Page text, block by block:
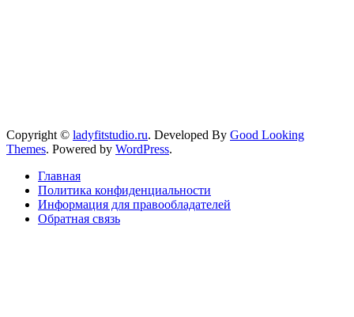
Copyright © ladyfitstudio.ru. Developed By Good Looking
Themes. Powered by WordPress.
Главная
Политика конфиденциальности
Информация для правообладателей
Обратная связь